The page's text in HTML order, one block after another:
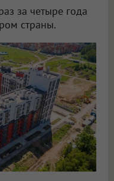
за четыре года
страны.